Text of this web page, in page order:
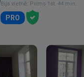
Bija vietnē: Pirms 1st. 44 min.
PRO